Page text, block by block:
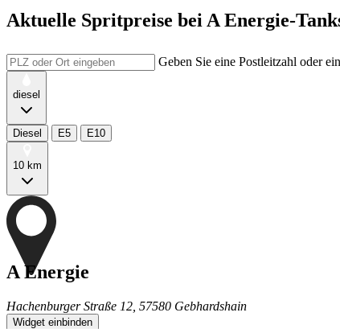
Aktuelle Spritpreise bei A Energie-
Geben Sie eine Postleitzahl oder
diesel
Diesel E5 E10
10 km
A Energie
Hachenburger Straße 12, 57580 Gebhardshain
Widget einbinden